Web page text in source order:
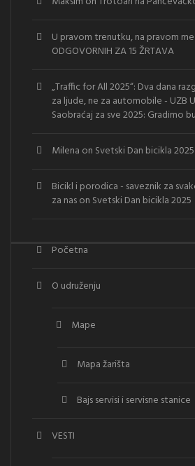
U pravom trenutku, na pravom
ODGOVORNIH ZA 15 ŽRTAVA
„Traffic for All 2025“: Dva dana
za ljude, ne za automobile - UZB
Saobraćaj za sve 2025: Gradimo
Milena on Svetski Dan bicikla 2025
Bicikl i porodica - saveznik za
za nason Svetski Dan bicikla 2025
Početna
O udruženju
Mape
Mapa žarišta
Bajs servisi i servisne stanice
VESTI